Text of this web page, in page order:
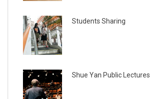
Students Sharing
Shue Yan Public Lectures